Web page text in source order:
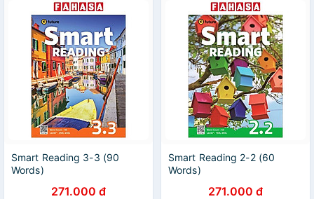
Smart Reading 3-3 (90
Words)
271.000 đ
Smart Reading 2-2 (60
Words)
271.000 đ